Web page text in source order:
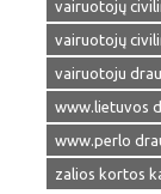
vairuotojų
vairuotojų
vairuotoju
www.lietuvos
www.perlo
zalios kortos